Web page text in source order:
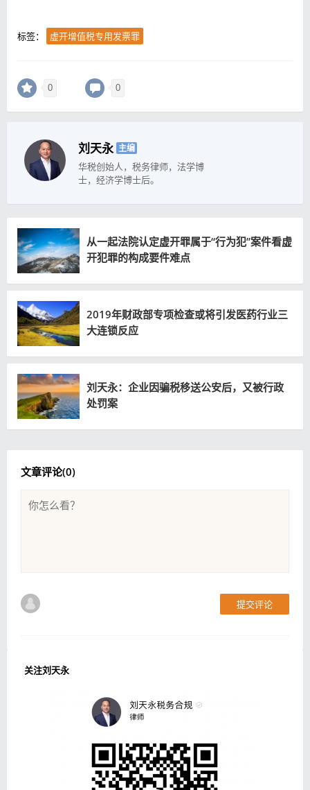
标签： 虚开增值税专用发票罪
0 0
刘天永 主编
华税创始人，税务律师，法学博
士，经济学博士后。
从一起法院认定虚开罪属于“行为犯”案件看虚
开犯罪的构成要件难点
2019年财政部专项检查或将引发医药行业三
大连锁反应
刘天永：企业因骗税移送公安后，又被行政
处罚案
文章评论(0)
提交评论
关注刘天永